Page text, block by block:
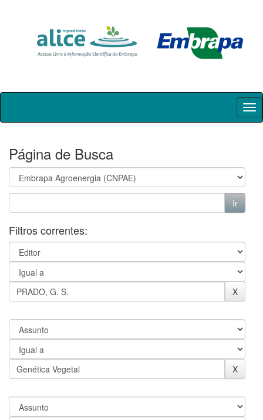
Skip
Página de Busca
Filtros correntes: